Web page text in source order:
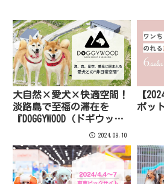
大自然×愛犬×快適空間！
淡路島で至福の滞在を
『DOGGYWOOD（ドギウッ
2024.09.10
【
ポッ